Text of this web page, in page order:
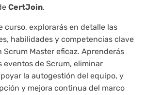
CertJoin.
curso, explorarás en detalle las
habilidades y competencias clave
Scrum Master eficaz. Aprenderás
eventos de Scrum, eliminar
la autogestión del equipo, y
y mejora continua del marco